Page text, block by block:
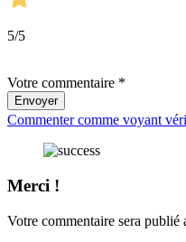
5/5
Votre commentaire *
Envoyer
Commenter comme voyant
Merci !
Votre commentaire sera